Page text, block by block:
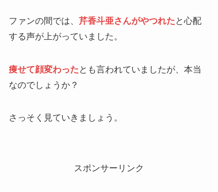
ファンの間では、 芹香斗亜さんがやつれた と心配
する声が上がっていました。
痩せて顔変わった とも言われていましたが、本当
なのでしょうか？
さっそく見ていきましょう。
スポンサーリンク